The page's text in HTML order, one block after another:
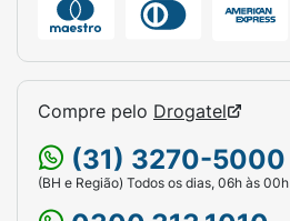
Compre pelo Drogatel
(31) 3270-5000
(BH e Região) Todos os dias, 06h às 00h